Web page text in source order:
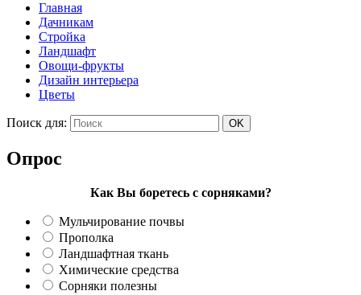
Главная
Дачникам
Стройка
Ландшафт
Овощи-фрукты
Дизайн интерьера
Цветы
Поиск для:
Опрос
Как Вы боретесь с сорняками?
Мульчирование почвы
Прополка
Ландшафтная ткань
Химические средства
Сорняки полезны